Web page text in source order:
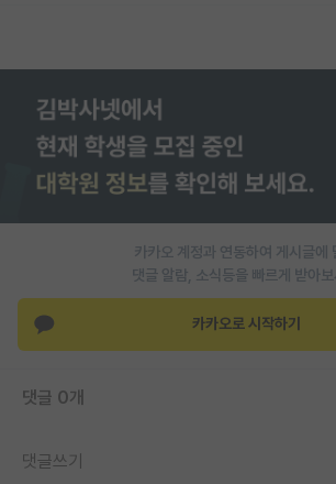
학부 인턴 게시판
취업 게시판
임용 후기 게시판
인문사회 계열 게시판
특수/전문대학원 게시판
장학금/장학생 게시판
홍보 게시판
카카오 계정과 연동하여 게시글에
댓글 알람, 소식등을 빠르게 받아보
카카오로 시작하기
댓글 0개
댓글쓰기